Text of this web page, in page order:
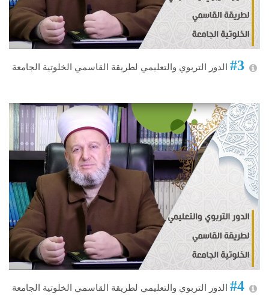
#3 الدور التربوي والتعليمي لطريقة القاسمي الخلوتية الجامعة
#4 الدور التربوي والتعليمي لطريقة القاسمي الخلوتية الجامعة